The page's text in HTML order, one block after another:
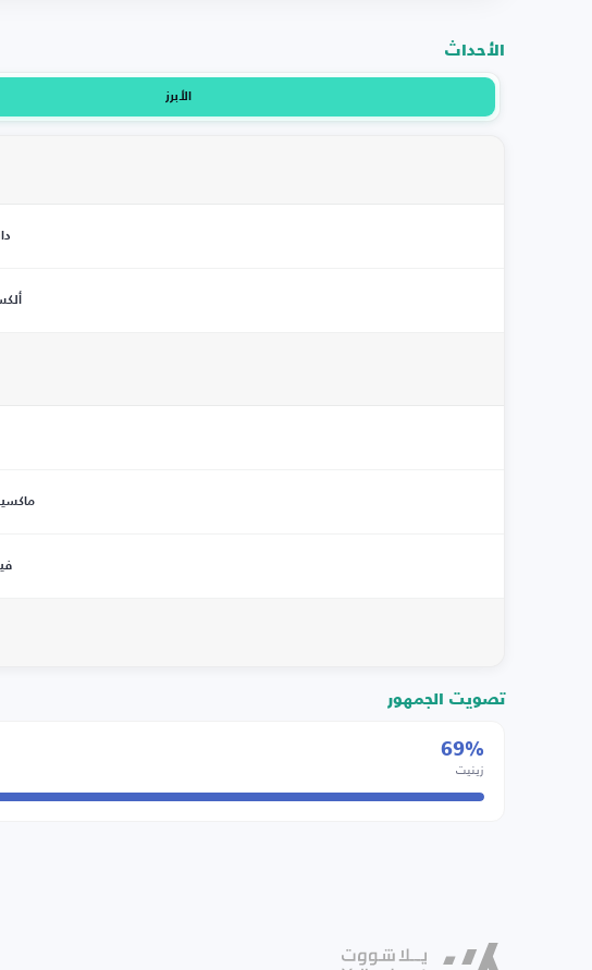
الأحداث
الأبرز
تصويت الجمهور
69%
زينيت